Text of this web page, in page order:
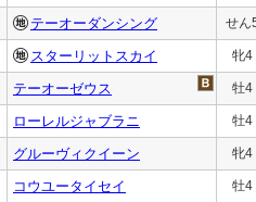
テーオーダンシング せん
スターリットスカイ 牝4
テーオーゼウス 牡4
ローレルジャブラニ 牡4
グルーヴィクイーン 牝4
コウユータイセイ 牡4